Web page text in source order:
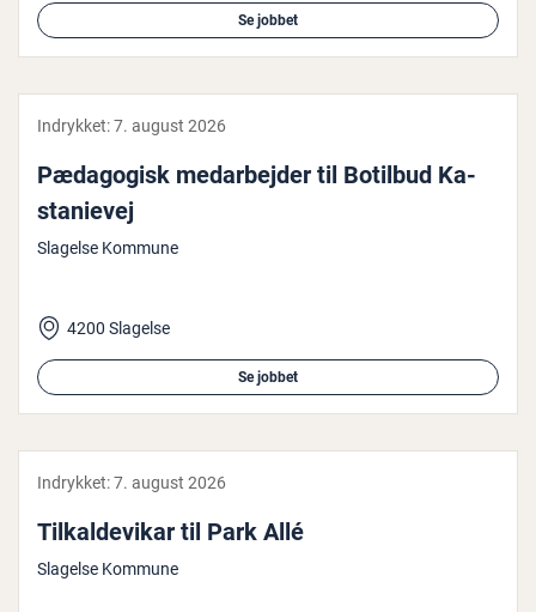
Se jobbet
Indrykket:7. august 2026
Pæ­da­go­gisk me­d­ar­bej­der til Botilbud Ka­
sta­nie­vej
Slagelse Kommune
4200 Slagelse
Se jobbet
Indrykket:7. august 2026
Til­kal­de­vi­kar til Park Allé
Slagelse Kommune